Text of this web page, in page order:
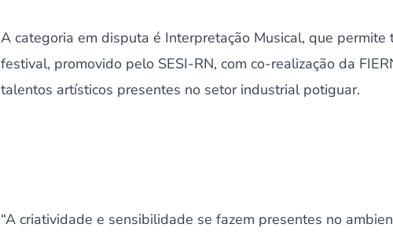
A categoria em disputa é Interpretação Musical, que
festival, promovido pelo SESI-RN, com co-realização da
talentos artísticos presentes no setor industrial potiguar.
“A criatividade e sensibilidade se fazem presentes no